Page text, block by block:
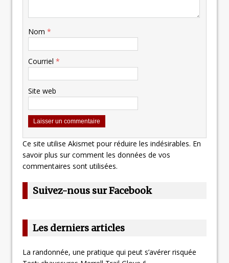
Nom *
Courriel *
Site web
Ce site utilise Akismet pour réduire les indésirables. En
savoir plus sur comment les données de vos
commentaires sont utilisées.
Suivez-nous sur Facebook
Les derniers articles
La randonnée, une pratique qui peut s’avérer risquée